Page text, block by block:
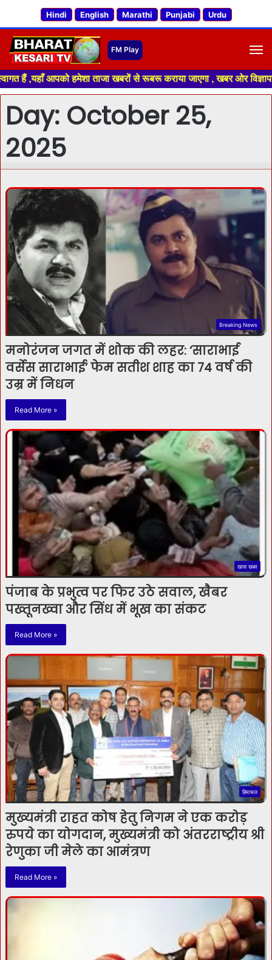
Hindi English Marathi Punjabi Urdu
हमेशा ताजा खबरों से रूबरू कराया जाएगा , खबर ओर विज्ञापन के लिए
Day: October 25,
2025
Breaking News
मनोरंजन जगत में शोक की लहर: ‘साराभाई
वर्सेस साराभाई’ फेम सतीश शाह का 74 वर्ष की
उम्र में निधन
Read More »
खास खबर
पंजाब के प्रभुत्व पर फिर उठे सवाल, खैबर
पख्तूनख्वा और सिंध में भूख का संकट
Read More »
हिमाचल
मुख्यमंत्री राहत कोष हेतु निगम ने एक करोड़
रुपये का योगदान, मुख्यमंत्री को अंतरराष्ट्रीय श्री
रेणुका जी मेले का आमंत्रण
Read More »